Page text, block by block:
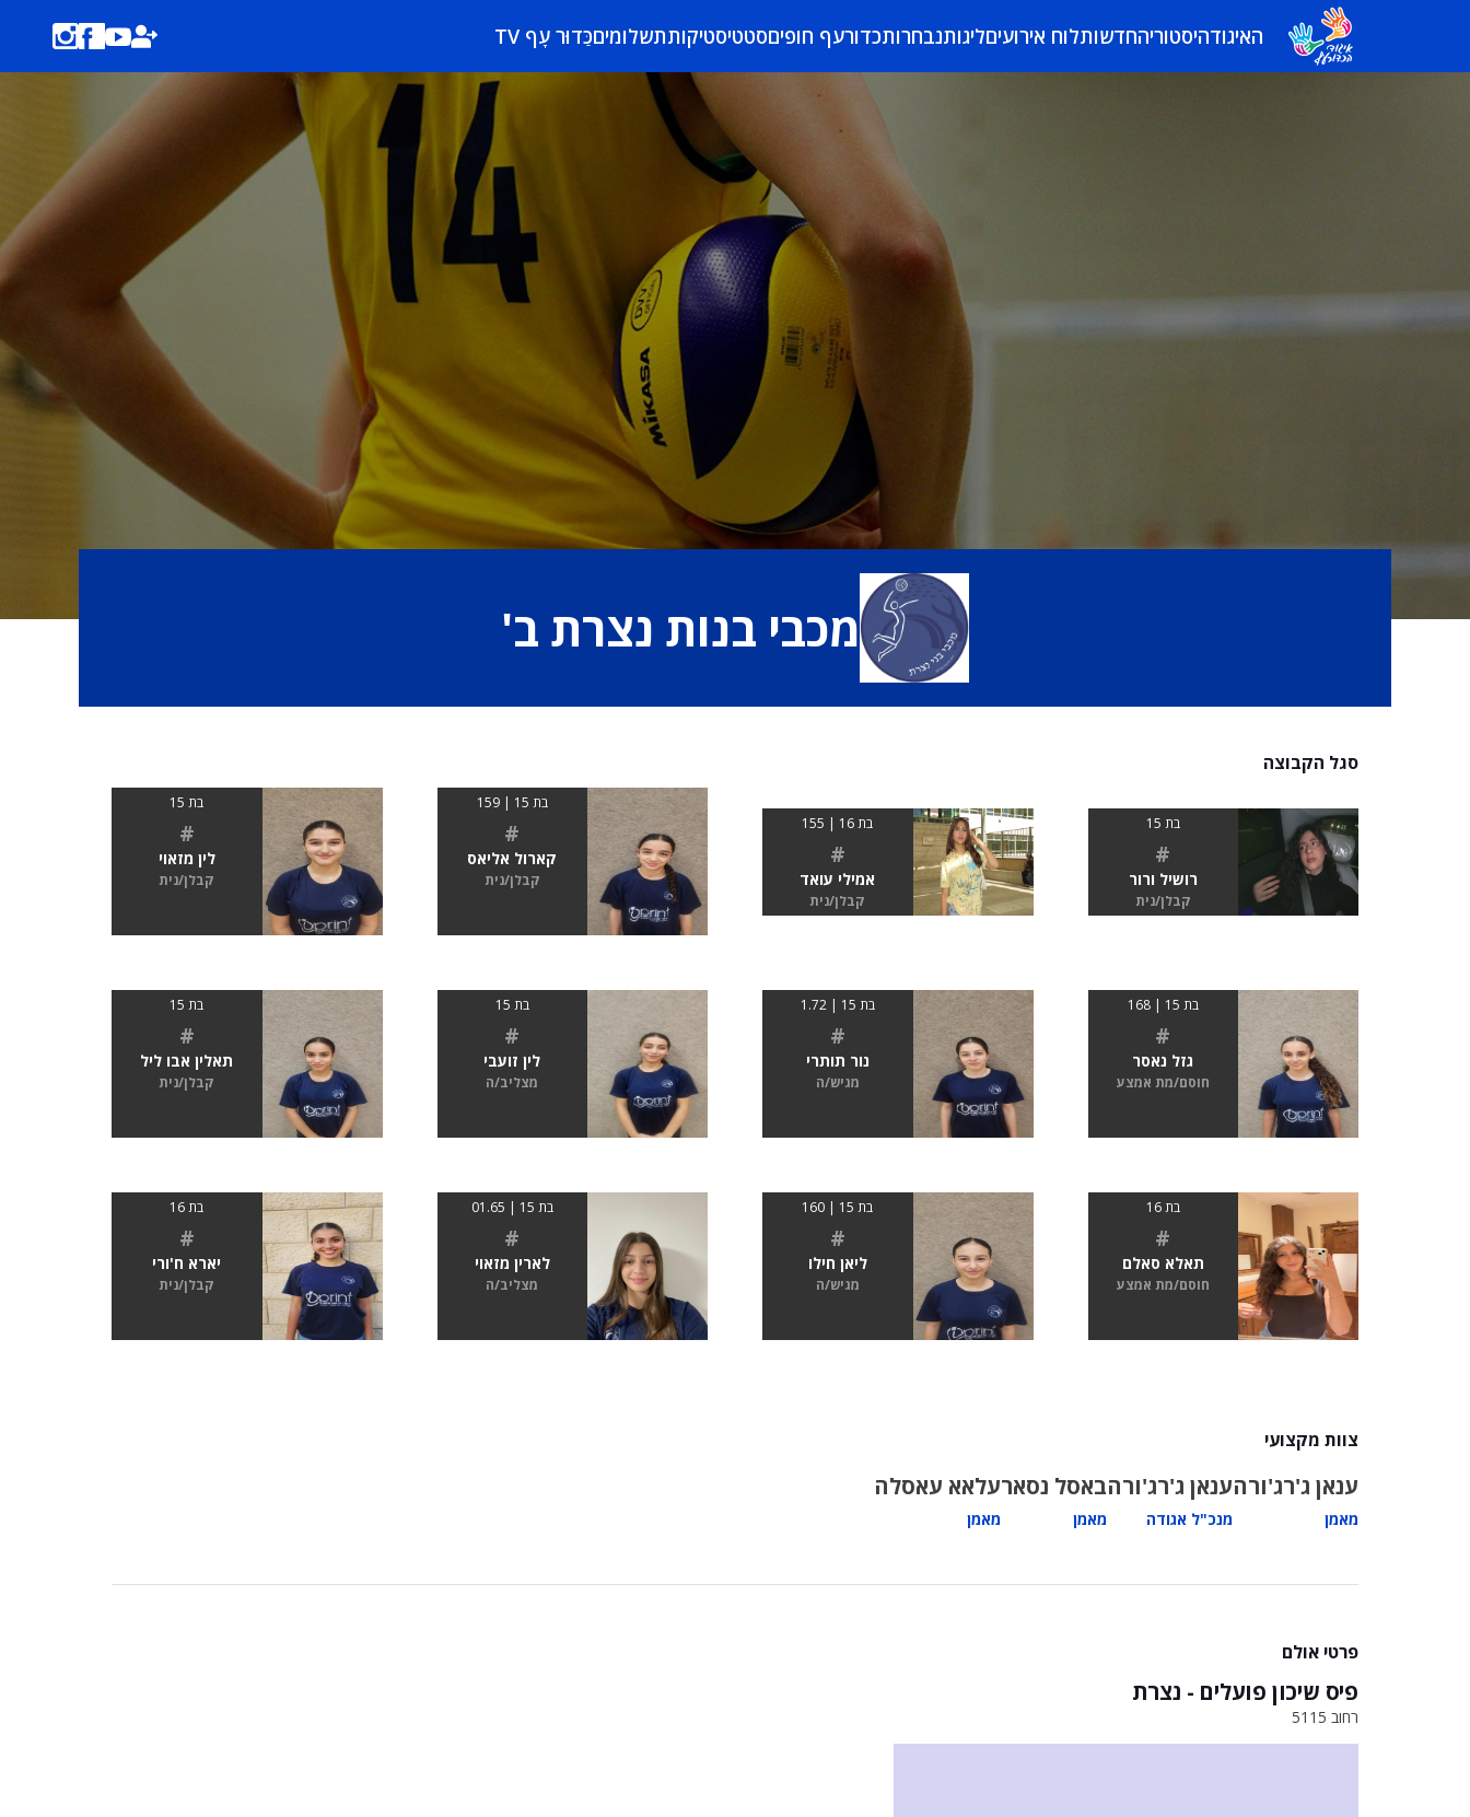
האיגודהיסטוריהחדשותלוח אירועיםליגותנבחרותכדורעף חופיםסטטיסטיקותתשלומיםכַּדוּר עָף TV
מכבי בנות נצרת ב'
סגל הקבוצה
בת 15
#
רושיל ורור
קבלן/נית
בת 16 | 155
#
אמילי עואד
קבלן/נית
בת 15 | 159
#
קארול אליאס
קבלן/נית
בת 15
#
לין מזאוי
קבלן/נית
בת 15 | 168
#
גזל נאסר
חוסם/מת אמצע
בת 15 | 1.72
#
נור תותרי
מגיש/ה
בת 15
#
לין זועבי
מצליב/ה
בת 15
#
תאלין אבו ליל
קבלן/נית
בת 16
#
תאלא סאלם
חוסם/מת אמצע
בת 15 | 160
#
ליאן חילו
מגיש/ה
בת 15 | 01.65
#
לארין מזאוי
מצליב/ה
בת 16
#
יארא ח'ורי
קבלן/נית
צוות מקצועי
ענאן ג'רג'ורה
מאמן
ענאן ג'רג'ורה
מנכ"ל אגודה
באסל נסאר
מאמן
עלאא עאסלה
מאמן
פרטי אולם
פיס שיכון פועלים - נצרת
רחוב 5115